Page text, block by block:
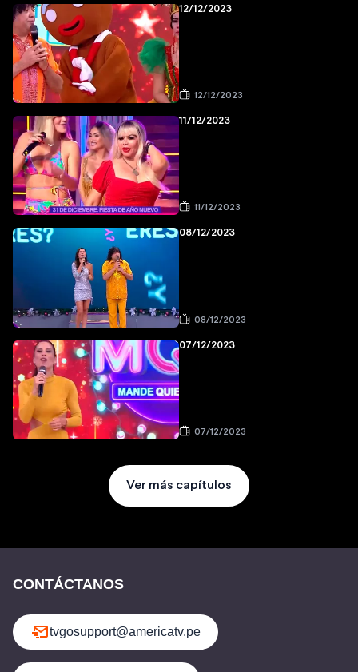
12/12/2023
12/12/2023
11/12/2023
11/12/2023
08/12/2023
08/12/2023
07/12/2023
07/12/2023
Ver más capítulos
CONTÁCTANOS
tvgosupport@americatv.pe